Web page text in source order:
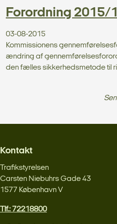
Forordning 2015/
03-08-2015
Kommissionens
ændring af
den fælles sikkerhedsmetode til
Kontakt
Trafikstyrelsen
Carsten Niebuhrs Gade 43
1577 København V
Tlf.: 72218800